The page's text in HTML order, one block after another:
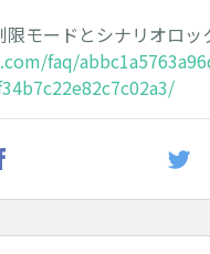
限モードとシナリオロッ
faq/